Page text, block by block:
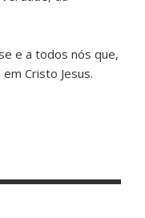
e a todos nós que,
Cristo Jesus.